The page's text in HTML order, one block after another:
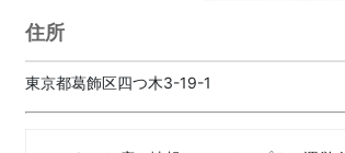
住所
東京都葛飾区四つ木3-19-1